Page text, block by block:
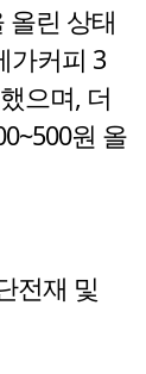
올린 상태
가커피 3
으며, 더
원 올
전재 및